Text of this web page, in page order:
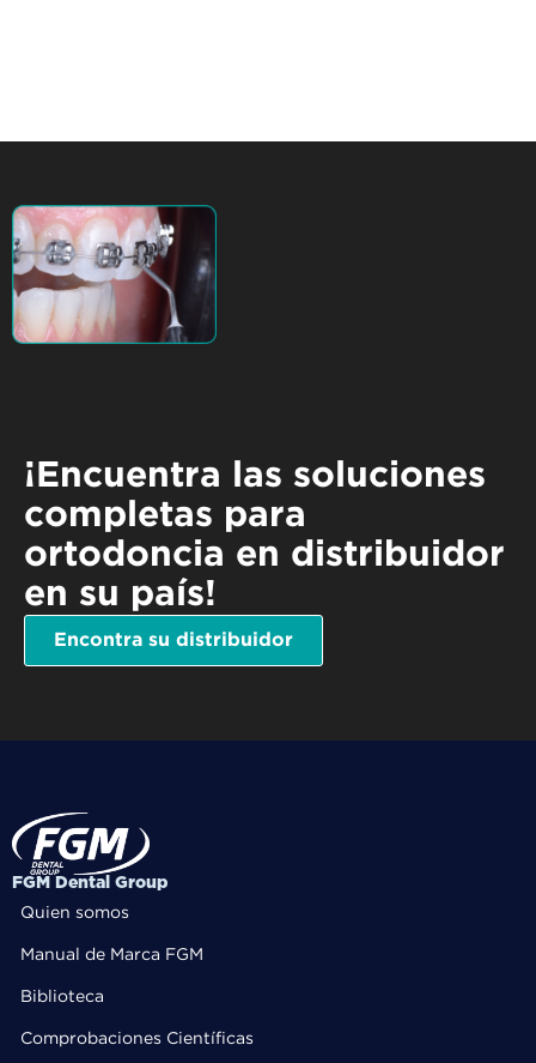
¡Encuentra las soluciones
completas para
ortodoncia en distribuidor
en su país!
Encontra su distribuidor
FGM Dental Group
Quien somos
Manual de Marca FGM
Biblioteca
Comprobaciones Científicas